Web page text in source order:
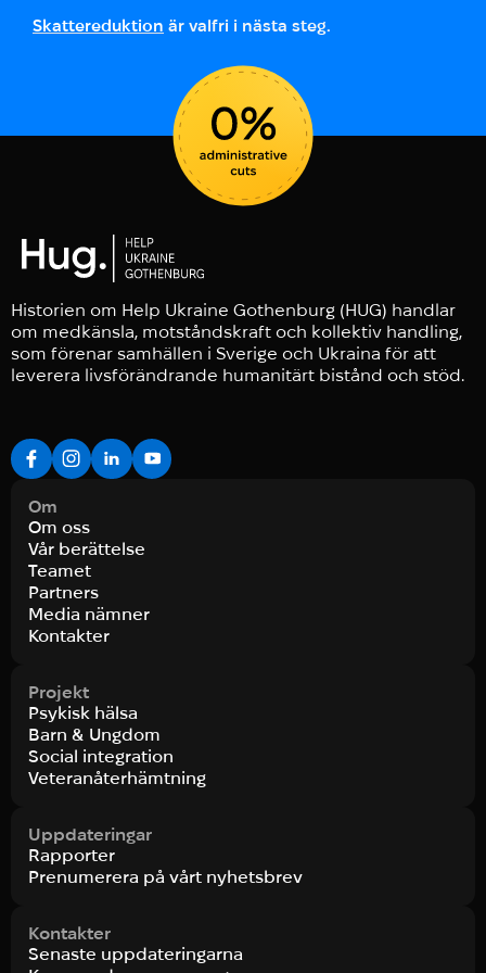
Skattereduktion är valfri i nästa steg.
Historien om Help Ukraine Gothenburg (HUG) handlar
om medkänsla, motståndskraft och kollektiv handling,
som förenar samhällen i Sverige och Ukraina för att
leverera livsförändrande humanitärt bistånd och stöd.
Om
Om oss
Vår berättelse
Teamet
Partners
Media nämner
Kontakter
Projekt
Psykisk hälsa
Barn & Ungdom
Social integration
Veteranåterhämtning
Uppdateringar
Rapporter
Prenumerera på vårt nyhetsbrev
Kontakter
Senaste uppdateringarna